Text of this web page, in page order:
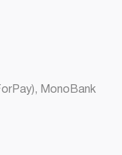
MonoBank